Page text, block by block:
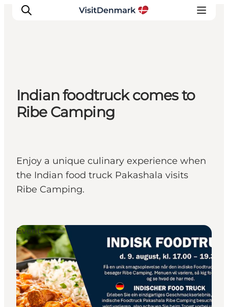
Inspiration
Resmål
Aktiviteter
Indian foodtruck comes to
Ribe Camping
Enjoy a unique culinary experience when
the Indian food truck Pakashala visits
Ribe Camping.
Events